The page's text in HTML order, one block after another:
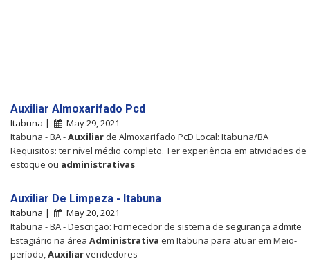
Auxiliar Almoxarifado Pcd
Itabuna |
May 29, 2021
Itabuna - BA -Auxiliar de Almoxarifado PcD Local: Itabuna/BA
Requisitos: ter nível médio completo. Ter experiência em atividades de
estoque ou administrativas
Auxiliar De Limpeza - Itabuna
Itabuna |
May 20, 2021
Itabuna - BA - Descrição: Fornecedor de sistema de segurança admite
Estagiário na área Administrativa em Itabuna para atuar em Meio-
período, Auxiliarvendedores